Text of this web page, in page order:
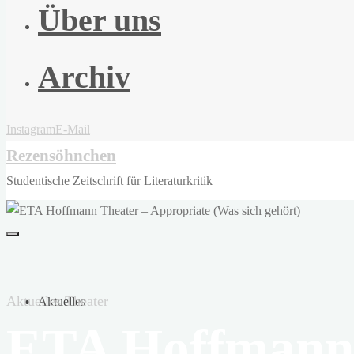
Über uns
Archiv
InstagramE-Mail
Rezensöhnchen
Studentische Zeitschrift für Literaturkritik
Aktuelles
Aktuelles Theater